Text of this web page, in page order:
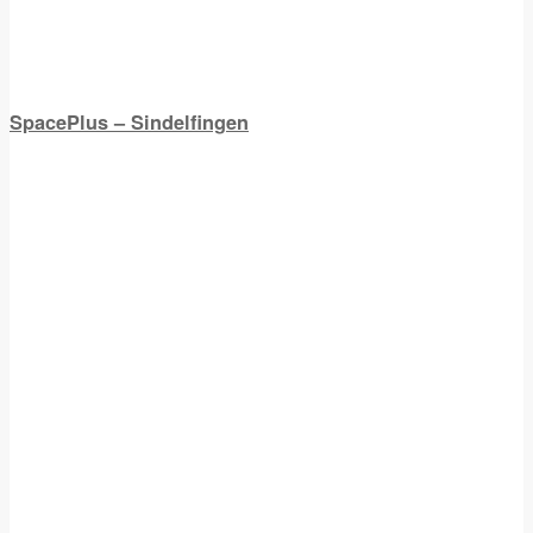
SpacePlus – Sindelfingen